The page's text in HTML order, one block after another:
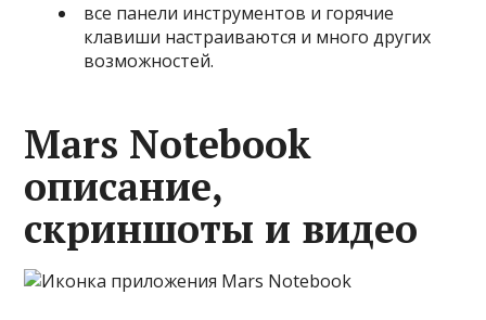
все панели инструментов и горячие
клавиши настраиваются и много других
возможностей.
Mars Notebook
описание,
скриншоты и видео